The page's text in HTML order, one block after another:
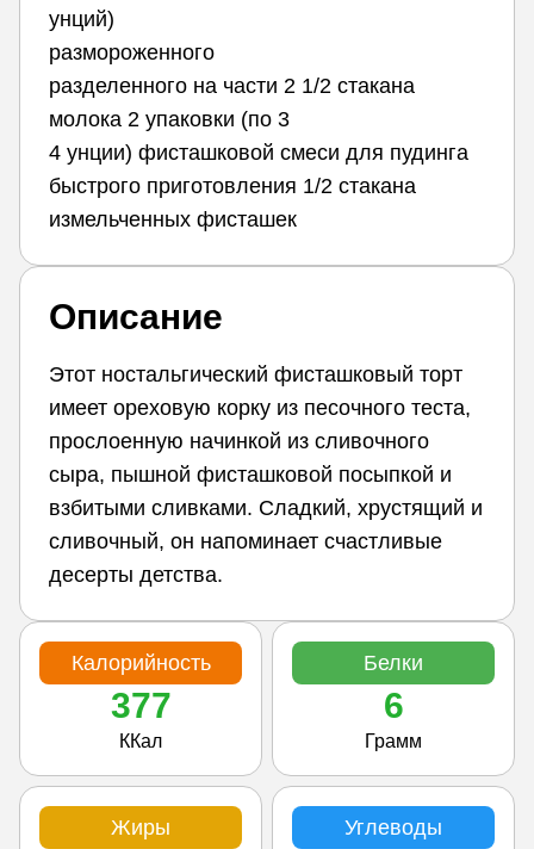
унций)
размороженного
разделенного на части 2 1/2 стакана
молока 2 упаковки (по 3
4 унции) фисташковой смеси для пудинга
быстрого приготовления 1/2 стакана
измельченных фисташек
Описание
Этот ностальгический фисташковый торт
имеет ореховую корку из песочного теста,
прослоенную начинкой из сливочного
сыра, пышной фисташковой посыпкой и
взбитыми сливками. Сладкий, хрустящий и
сливочный, он напоминает счастливые
десерты детства.
Калорийность
377
ККал
Белки
6
Грамм
Жиры Углеводы